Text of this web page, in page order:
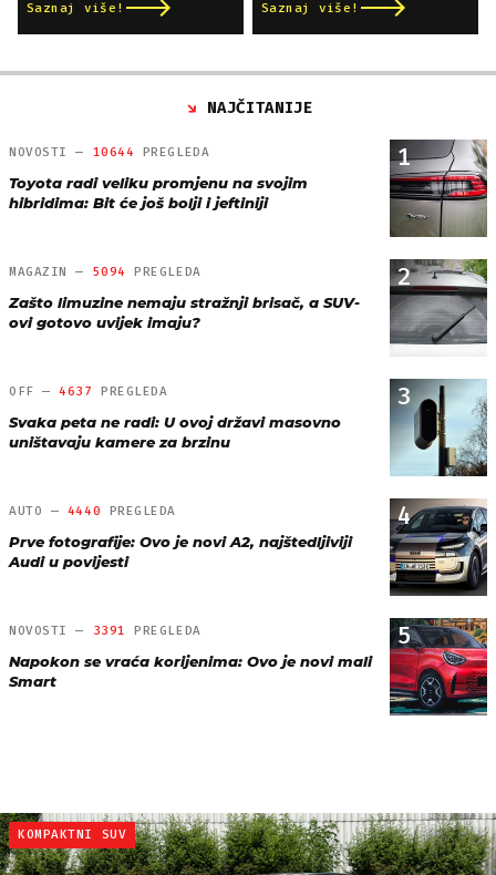
Saznaj više! Saznaj više!
NAJČITANIJE
1
NOVOSTI — 10644 PREGLEDA
Toyota radi veliku promjenu na svojim
hibridima: Bit će još bolji i jeftiniji
2
MAGAZIN — 5094 PREGLEDA
Zašto limuzine nemaju stražnji brisač, a SUV-
ovi gotovo uvijek imaju?
3
OFF —4637 PREGLEDA
Svaka peta ne radi: U ovoj državi masovno
uništavaju kamere za brzinu
4
AUTO — 4440 PREGLEDA
Prve fotografije: Ovo je novi A2, najštedljiviji
Audi u povijesti
5
NOVOSTI — 3391 PREGLEDA
Napokon se vraća korijenima: Ovo je novi mali
Smart
KOMPAKTNI SUV